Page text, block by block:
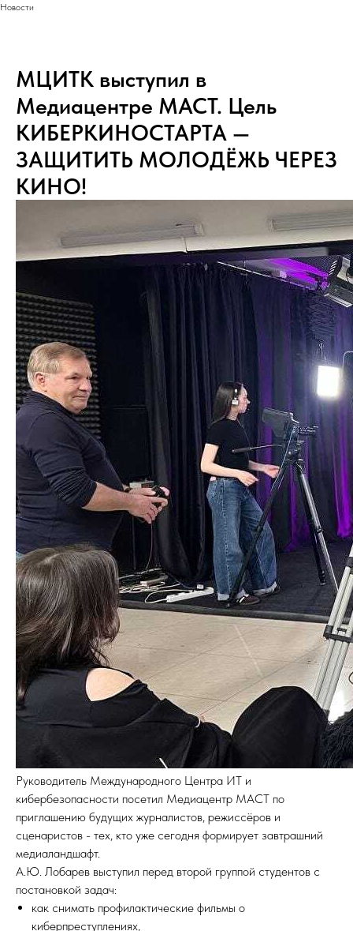
Новости
МЦИТК выступил в
Медиацентре МАСТ. Цель
КИБЕРКИНОСТАРТА —
ЗАЩИТИТЬ МОЛОДЁЖЬ ЧЕРЕЗ
КИНО!
Руководитель Международного Центра ИТ и
кибербезопасности посетил Медиацентр МАСТ по
приглашению будущих журналистов, режиссёров и
сценаристов - тех, кто уже сегодня формирует завтрашний
медиаландшафт.
А.Ю. Лобарев выступил перед второй группой студентов с
постановкой задач:
как снимать профилактические фильмы о
киберпреступлениях,